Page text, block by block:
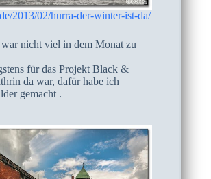
2013/02/hurra-der-winter-ist-da/
nicht viel in dem Monat zu
für das Projekt Black &
da war, dafür habe ich
gemacht .